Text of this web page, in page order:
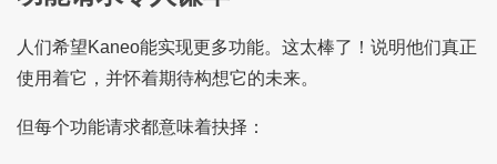
人们希望Kaneo能实现更多功能。这太棒了！说明他们真正
使用着它，并怀着期待构想它的未来。
但每个功能请求都意味着抉择：